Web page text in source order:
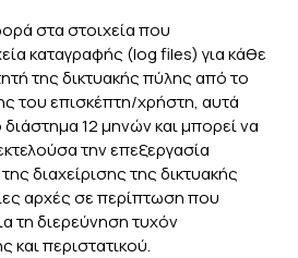
στα στοιχεία που
καταγραφής (log files) για κάθε
της δικτυακής πύλης από το
του επισκέπτη/χρήστη, αυτά
διάστημα 12 μηνών και μπορεί να
την επεξεργασία
διαχείρισης της δικτυακής
αρχές σε περίπτωση που
τη διερεύνηση τυχόν
και περιστατικού.